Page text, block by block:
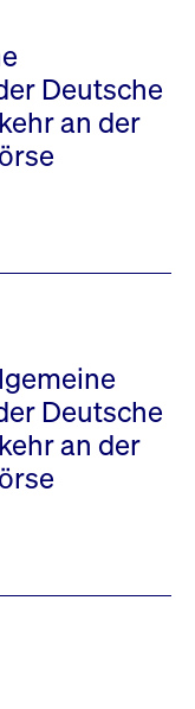
Deutsche
an der
Deutsche
an der